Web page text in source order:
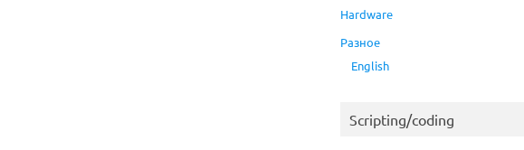
Hardware
Разное
English
Scripting/coding